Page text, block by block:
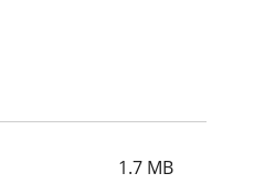
1.7 MB